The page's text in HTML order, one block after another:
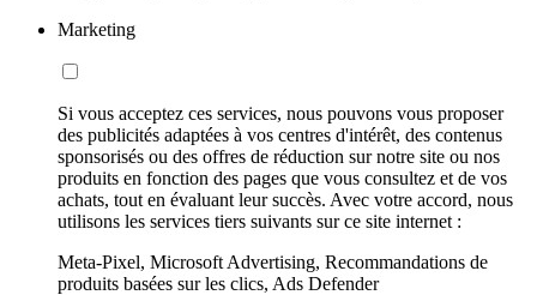
Marketing
Si vous acceptez ces services, nous pouvons vous proposer
des publicités adaptées à vos centres d'intérêt, des contenus
sponsorisés ou des offres de réduction sur notre site ou nos
produits en fonction des pages que vous consultez et de vos
achats, tout en évaluant leur succès. Avec votre accord, nous
utilisons les services tiers suivants sur ce site internet :
Meta-Pixel, Microsoft Advertising, Recommandations de
produits basées sur les clics, Ads Defender